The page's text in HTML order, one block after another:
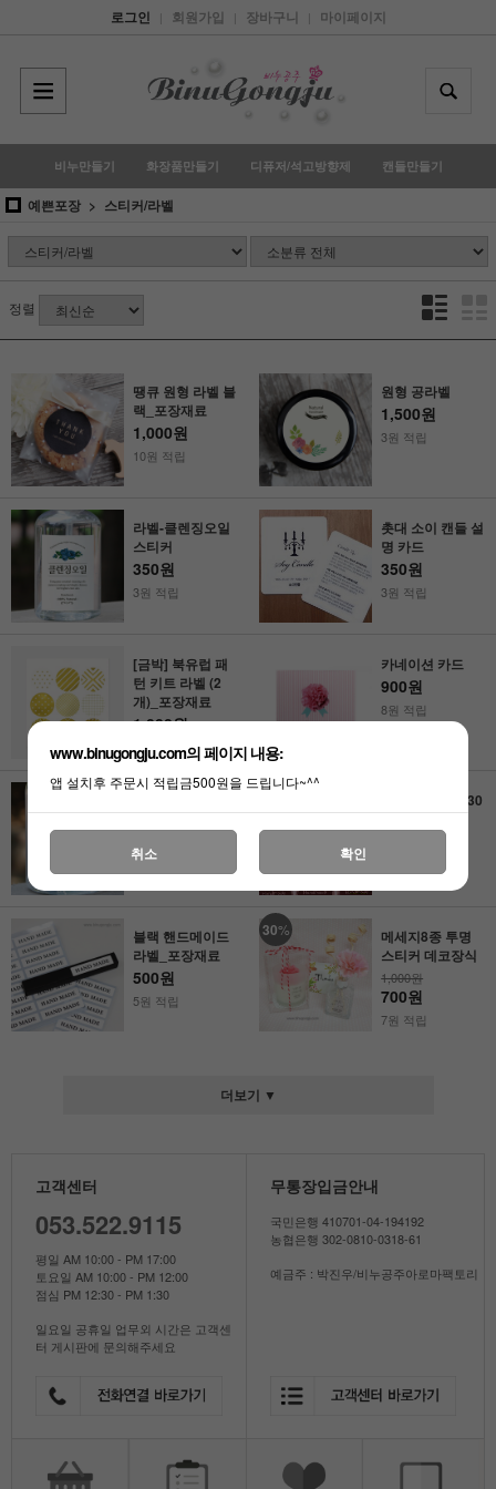
로그인 | 회원가입 | 장바구니 | 마이페이지
비누만들기 화장품만들기 디퓨저/석고방향제 캔들만들기
예쁜포장 스티커/라벨
정렬
땡큐 원형 라벨 블
랙_포장재료
1,000원
10원 적립
원형 공라벨
1,500원
3원 적립
라벨-클렌징오일
스티커
350원
3원 적립
촛대 소이 캔들 설
명 카드
350원
3원 적립
[금박] 북유럽 패
턴 키트 라벨 (2
개)_포장재료
1,000원
10원 적립
카네이션 카드
900원
8원 적립
3원 적립
신원형 스티커 30
개
블랙 핸드메이드
라벨_포장재료
500원
5원 적립
30%
메세지8종 투명
스티커 데코장식
1,000원
700원
7원 적립
더보기 ▼
고객센터
053.522.9115
평일 AM 10:00 - PM 17:00
토요일 AM 10:00 - PM 12:00
점심 PM 12:30 - PM 1:30
일요일 공휴일 업무외 시간은 고객센
터 게시판에 문의해주세요
무통장입금안내
국민은행 410701-04-194192
농협은행 302-0810-0318-61
예금주 : 박진우/비누공주아로마팩토리
www.binugongju.com의 페이지 내용:
앱 설치후 주문시 적립금500원을 드립니다~^^
취소 확인